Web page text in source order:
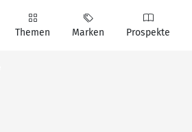
Themen Marken Prospekte